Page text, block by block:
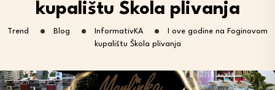
kupalištu Škola plivanja
Trend Blog InformativKA
I ove godine na Foginovom
kupalištu Škola plivanja